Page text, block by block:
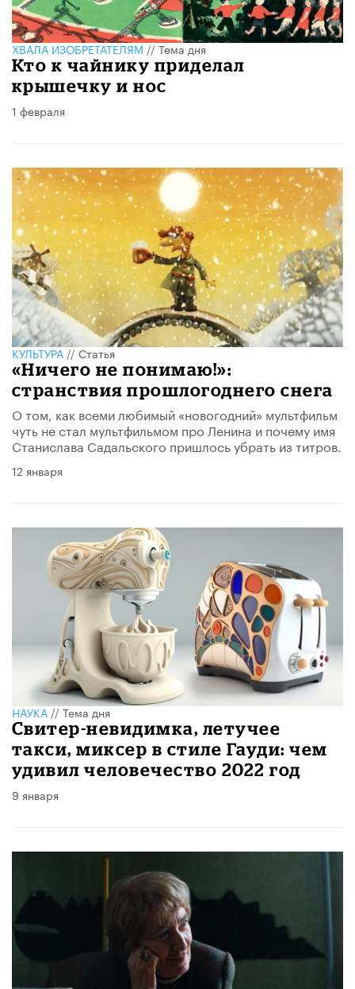
ХВАЛА ИЗОБРЕТАТЕЛЯМ//Тема дня
Кто к чайнику приделал
крышечку и нос
1 февраля
КУЛЬТУРА//Статья
«Ничего не понимаю!»:
странствия прошлогоднего снега
О том, как всеми любимый «новогодний» мультфильм
чуть не стал мультфильмом про Ленина и почему имя
Станислава Садальского пришлось убрать из титров.
12 января
НАУКА//Тема дня
Свитер-невидимка, летучее
такси, миксер в стиле Гауди: чем
удивил человечество 2022 год
9 января